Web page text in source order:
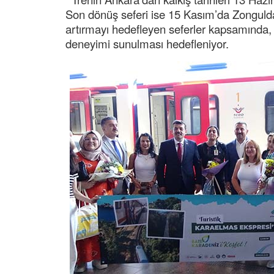
Son dönüş seferi ise 15 Kasım’da
artırmayı hedefleyen seferler
deneyimi sunulması hedefleniyor.